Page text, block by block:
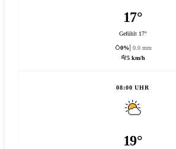
17°
Gefühlt 17°
0%
0.0 mm
5 km/h
08:00 UHR
19°